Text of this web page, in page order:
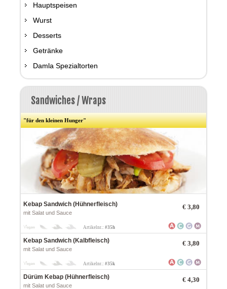
Hauptspeisen
Wurst
Desserts
Getränke
Damla Spezialtorten
Sandwiches / Wraps
"für den kleinen Hunger"
€ 3,80
Kebap Sandwich (Hühnerfleisch)
mit Salat und Sauce
Artikelnr.: #35h
€ 3,80
Kebap Sandwich (Kalbfleisch)
mit Salat und Sauce
Artikelnr.: #35k
€ 4,30
Dürüm Kebap (Hühnerfleisch)
mit Salat und Sauce